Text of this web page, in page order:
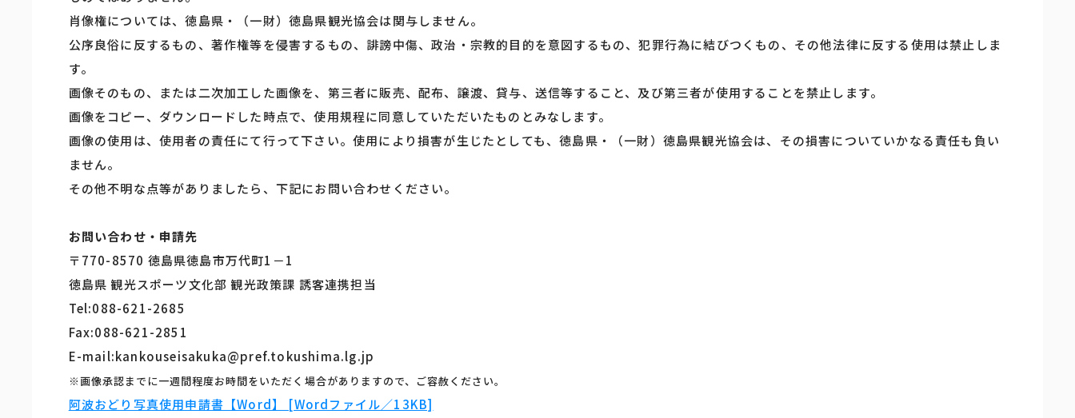
肖像権については、徳島県・（一財）徳島県観光協会は関与しません。
公序良俗に反するもの、著作権等を侵害するもの、誹謗中傷、政治・宗教的目的を意図するもの、犯罪行為に結びつくもの、その他法律に反する使用は禁止しま
す。
画像そのもの、または二次加工した画像を、第三者に販売、配布、譲渡、貸与、送信等すること、及び第三者が使用することを禁止します。
画像をコピー、ダウンロードした時点で、使用規程に同意していただいたものとみなします。
画像の使用は、使用者の責任にて行って下さい。使用により損害が生じたとしても、徳島県・（一財）徳島県観光協会は、その損害についていかなる責任も負い
ません。
その他不明な点等がありましたら、下記にお問い合わせください。
お問い合わせ・申請先
〒770-8570 徳島県徳島市万代町1－1
徳島県 観光スポーツ文化部 観光政策課 誘客連携担当
Tel:088-621-2685
Fax:088-621-2851
E-mail:kankouseisakuka@pref.tokushima.lg.jp
※画像承認までに一週間程度お時間をいただく場合がありますので、ご容赦ください。
阿波おどり写真使用申請書【Word】 [Wordファイル／13KB]